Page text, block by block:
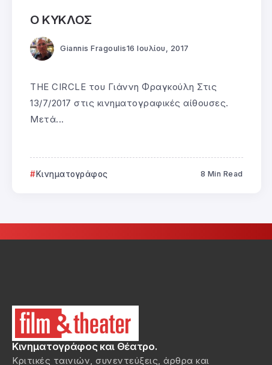
Ο ΚΥΚΛΟΣ
Giannis Fragoulis16 Ιουλίου, 2017
THE CIRCLE του Γιάννη Φραγκούλη Στις
13/7/2017 στις κινηματογραφικές αίθουσες.
Μετά...
Κινηματογράφος 8 Min Read
Κινηματογράφος και Θέατρο.
Κριτικές ταινιών, συνεντεύξεις, άρθρα και